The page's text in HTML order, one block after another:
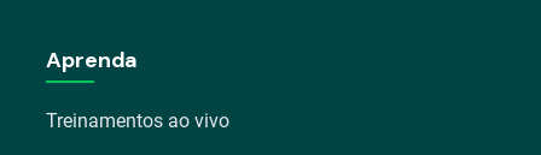
Aprenda
Treinamentos ao vivo